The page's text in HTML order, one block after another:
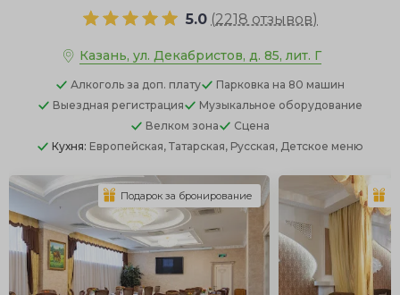
5.0 (2218 отзывов)
Казань, ул. Декабристов, д. 85, лит. Г
Алкоголь за доп. плату Парковка на 80 машин
Выездная регистрация
Музыкальное оборудование
Велком зона
Сцена
Кухня: Европейская, Татарская, Русская, Детское меню
Подарок за бронирование